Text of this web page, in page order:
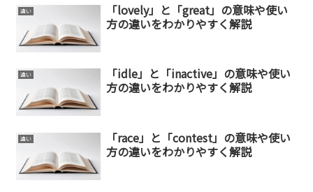
違い
「lovely」と「great」の意味や使い
方の違いをわかりやすく解説
違い
「idle」と「inactive」の意味や使い
方の違いをわかりやすく解説
違い
「race」と「contest」の意味や使い
方の違いをわかりやすく解説